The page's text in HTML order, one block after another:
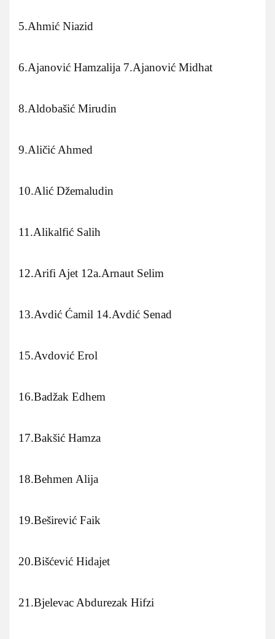
5.Ahmić Niazid
6.Ajanović Hamzalija 7.Ajanović Midhat
8.Aldobašić Mirudin
9.Aličić Ahmed
10.Alić Džemaludin
11.Alikalfić Salih
12.Arifi Ajet 12a.Arnaut Selim
13.Avdić Ćamil 14.Avdić Senad
15.Avdović Erol
16.Badžak Edhem
17.Bakšić Hamza
18.Behmen Alija
19.Beširević Faik
20.Bišćević Hidajet
21.Bjelevac Abdurezak Hifzi